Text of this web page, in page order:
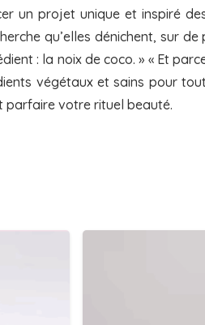
un projet unique et inspiré
qu’elles dénichent, sur
: la noix de coco. » « Et
végétaux et sains pour
parfaire votre rituel beauté.